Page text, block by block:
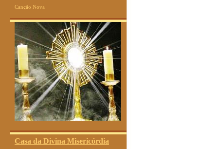
Canção Nova
Casa da Divina Misericórdia